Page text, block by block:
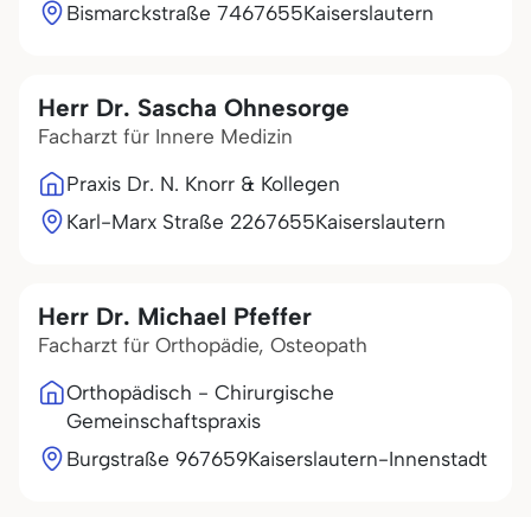
Bismarckstraße 7467655Kaiserslautern
Herr Dr. Sascha Ohnesorge
Facharzt für Innere Medizin
Praxis Dr. N. Knorr & Kollegen
Karl-Marx Straße 2267655Kaiserslautern
Herr Dr. Michael Pfeffer
Facharzt für Orthopädie, Osteopath
Orthopädisch - Chirurgische
Gemeinschaftspraxis
Burgstraße 967659Kaiserslautern-Innenstadt